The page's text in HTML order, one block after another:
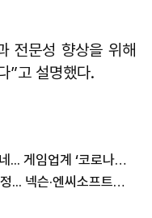
전문성 향상을 위해
”고 설명했다.
역대 최대 호황인데 신작은 안나오네... 게임업계 ‘코로나의 역설’
크래프톤 공모가 49만8000원 확정... 넥슨·엔씨소프트보다 시총 높아